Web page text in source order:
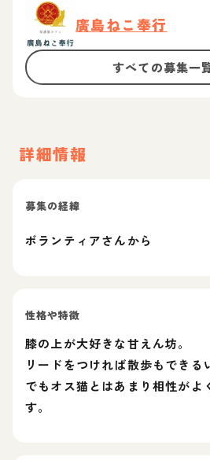
廣島ねこ奉行
すべての募集一
詳細情報
募集の経緯
ボランティアさんから
性格や特徴
膝の上が大好きな甘えん坊。
リードをつければ散歩もできる
でもオス猫とはあまり相性がよ
す。